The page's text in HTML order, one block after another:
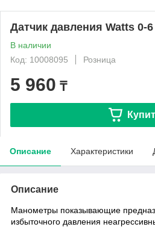
Датчик давления Watts 0-
В наличии
Код: 10008095
Розница
5 960 ₸
Описание Характеристики
Описание
Манометры показывающие
избыточного давления